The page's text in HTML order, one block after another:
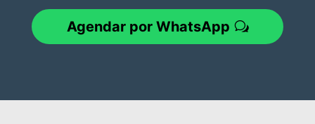
Agendar por WhatsApp